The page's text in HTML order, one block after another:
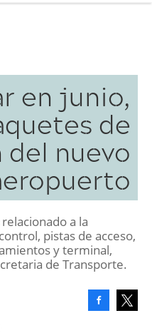
en junio,
de
nuevo
a la
pistas de acceso,
y terminal,
de Transporte.